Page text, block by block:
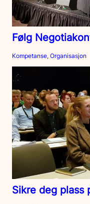
Følg
Kompetanse, Organisasjon
Sikre deg plass